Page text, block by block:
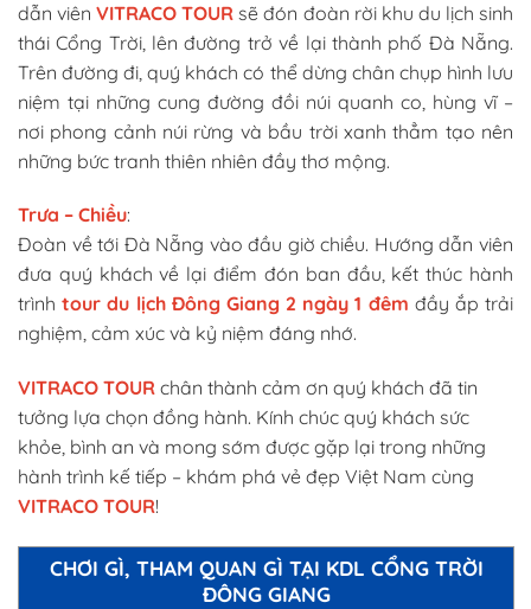
dẫn viênVITRACO TOUR sẽ đón đoàn rời khu du lịch sinh
thái Cổng Trời, lên đường trở về lại thành phố Đà Nẵng.
Trên đường đi, quý khách có thể dừng chân chụp hình lưu
niệm tại những cung đường đồi núi quanh co, hùng vĩ –
nơi phong cảnh núi rừng và bầu trời xanh thẳm tạo nên
những bức tranh thiên nhiên đầy thơ mộng.
Trưa – Chiều:
Đoàn về tới Đà Nẵng vào đầu giờ chiều. Hướng dẫn viên
đưa quý khách về lại điểm đón ban đầu, kết thúc hành
trìnhtour du lịch Đông Giang 2 ngày 1 đêm đầy ắp trải
nghiệm, cảm xúc và kỷ niệm đáng nhớ.
VITRACO TOUR chân thành cảm ơn quý khách đã tin
tưởng lựa chọn đồng hành. Kính chúc quý khách sức
khỏe, bình an và mong sớm được gặp lại trong những
hành trình kế tiếp – khám phá vẻ đẹp Việt Nam cùng
VITRACO TOUR!
CHƠI GÌ, THAM QUAN GÌ TẠI KDL CỔNG TRỜI
ĐÔNG GIANG